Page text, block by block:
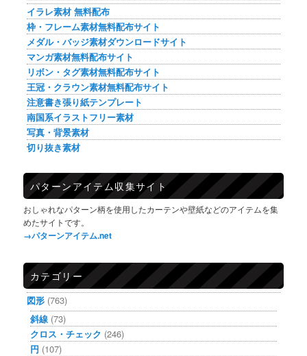
イラレ素材 無料配布
枠・フレーム素材無料配布サイト
メダル・バッジ素材ダウンロードサイト
マンガ素材無料配布サイト
リボン・タグ素材無料配布サイト
王冠・クラウン素材無料配布サイト
注意書き張り紙テンプレート
南国系イラストフリー素材
写真・背景素材
切り抜き素材
パターンアイテム収集サイト
おしゃれなパターン柄を使用したカーテンや壁紙などのアイテムを集
めたサイトです。
→パターンアイテム.net
カテゴリー
図形 (763)
斜線 (73)
クロス・チェック (246)
円 (107)